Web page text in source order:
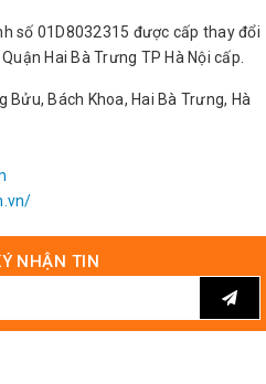
số 01D8032315 được cấp thay đổi
Hai Bà Trưng TP Hà Nội cấp.
Bách Khoa, Hai Bà Trưng, Hà
NHẬN TIN